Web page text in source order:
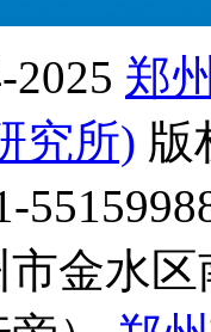
2025 郑
究所) 版
金水